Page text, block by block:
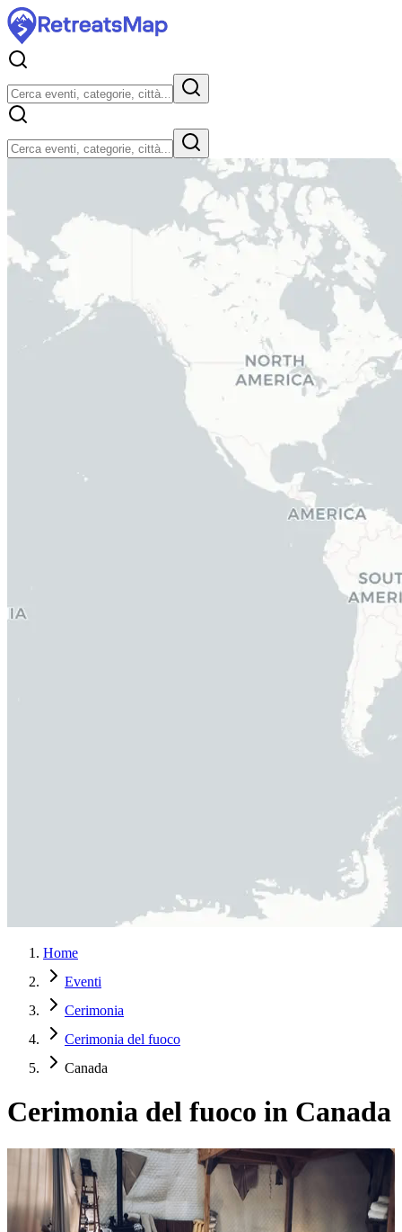
Home
Eventi
Cerimonia
Cerimonia del fuoco
Canada
Cerimonia del fuoco in Canada
Cerimonie private e per piccoli gruppi